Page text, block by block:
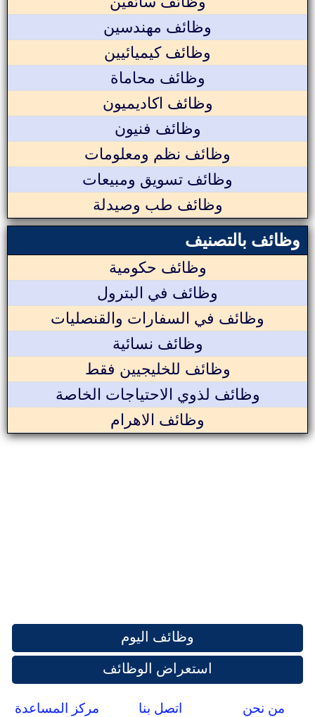
وظائف مهندسين
وظائف كيميائيين
وظائف محاماة
وظائف اكاديميون
وظائف فنيون
وظائف نظم ومعلومات
وظائف تسويق ومبيعات
وظائف طب وصيدلة
وظائف بالتصنيف
وظائف حكومية
وظائف في البترول
وظائف في السفارات والقنصليات
وظائف نسائية
وظائف للخليجيين فقط
وظائف لذوي الاحتياجات الخاصة
وظائف الاهرام
وظائف اليوم
استعراض الوظائف
من نحن اتصل بنا مركز المساعدة